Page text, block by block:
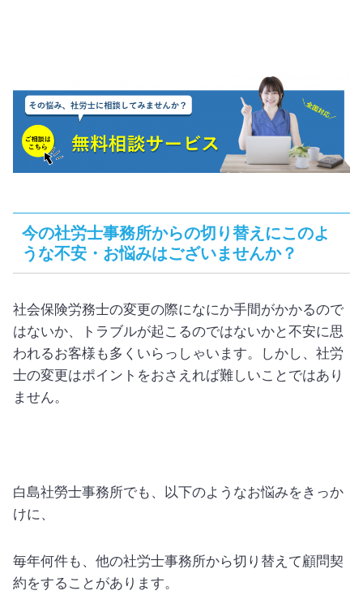
今の社労士事務所からの切り替えにこのよ
うな不安・お悩みはございませんか？
社会保険労務士の変更の際になにか手間がかかるので
はないか、トラブルが起こるのではないかと不安に思
われるお客様も多くいらっしゃいます。しかし、社労
士の変更はポイントをおさえれば難しいことではあり
ません。
白島社勞士事務所でも、以下のようなお悩みをきっか
けに、
毎年何件も、他の社労士事務所から切り替えて顧問契
約をすることがあります。